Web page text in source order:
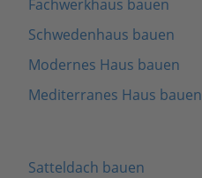
Fachwerkhaus bauen
Schwedenhaus bauen
Modernes Haus bauen
Mediterranes Haus bauen
Satteldach bauen